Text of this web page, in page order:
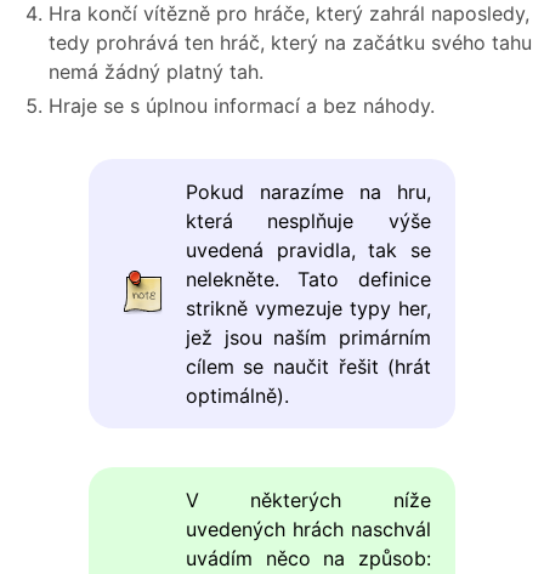
Hra končí vítězně pro hráče, který zahrál naposledy,
tedy prohrává ten hráč, který na začátku svého tahu
nemá žádný platný tah.
Hraje se s úplnou informací a bez náhody.
Pokud narazíme na hru,
která nesplňuje výše
uvedená pravidla, tak se
nelekněte. Tato definice
strikně vymezuje typy her,
jež jsou naším primárním
cílem se naučit řešit (hrát
optimálně).
V některých níže
uvedených hrách naschvál
uvádím něco na způsob: